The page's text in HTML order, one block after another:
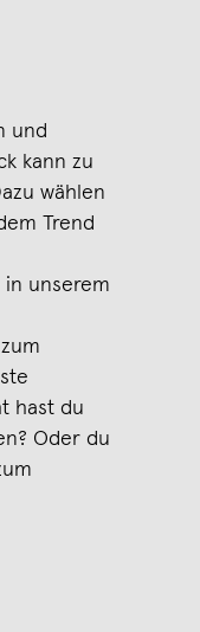
und
kann zu
wählen
Trend
in unserem
hast du
Oder du